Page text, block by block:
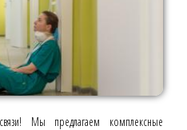
Мы предлагаем комплексные